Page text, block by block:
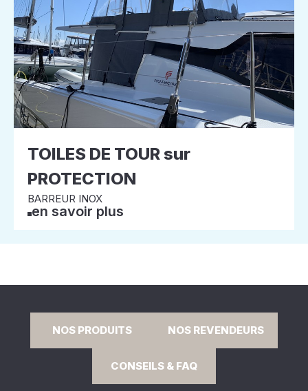
TOILES DE TOUR sur
PROTECTION
BARREUR INOX
en savoir plus
NOS PRODUITS NOS REVENDEURS
CONSEILS & FAQ